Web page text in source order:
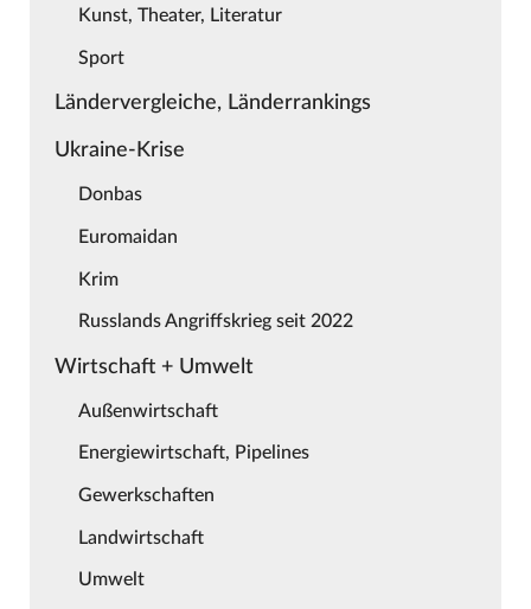
Kunst, Theater, Literatur
Sport
Ländervergleiche, Länderrankings
Ukraine-Krise
Donbas
Euromaidan
Krim
Russlands Angriffskrieg seit 2022
Wirtschaft + Umwelt
Außenwirtschaft
Energiewirtschaft, Pipelines
Gewerkschaften
Landwirtschaft
Umwelt